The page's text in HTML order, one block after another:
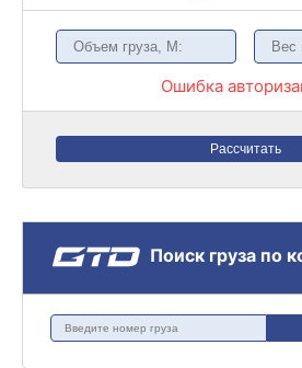
Ошибка
Рассчитать
Поиск груза по